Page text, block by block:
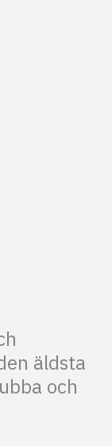
äldsta
och